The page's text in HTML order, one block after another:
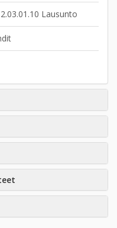
Lausunto